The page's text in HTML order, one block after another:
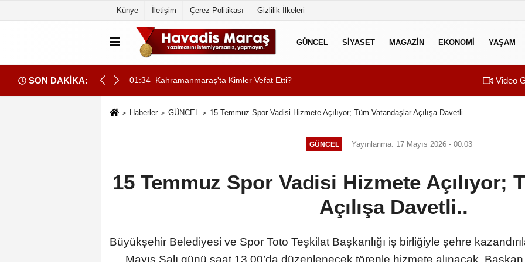
Künye İletişim Çerez Politikası Gizlilik İlkeleri
GÜNCEL SİYASET MAGAZİN EKONOMİ YAŞAM
SON DAKİKA:
Emanetidir” 01:34 Kahramanmaraş'ta Kimler Vefat Etti? Başkan Toptaş:
Video
Haberler GÜNCEL 15 Temmuz Spor Vadisi Hizmete Açılıyor; Tüm Vatandaşlar Açılışa Davetli..
GÜNCEL Yayınlanma: 17 Mayıs 2026 - 00:03
15 Temmuz Spor Vadisi Hizmete Açılıyor;
Açılışa Davetli..
Büyükşehir Belediyesi ve Spor Toto Teşkilat Başkanlığı iş birliğiyle şehre
Mayıs Salı günü saat 13.00’da düzenlenecek törenle hizmete alınacak. Başkan